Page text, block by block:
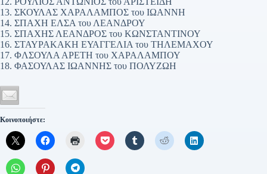
13. ΣΚΟΥΛΑΣ ΧΑΡΑΛΑΜΠΟΣ του ΙΩΑΝΝΗ
14. ΣΠΑΧΗ ΕΛΣΑ του ΛΕΑΝΔΡΟΥ
15. ΣΠΑΧΗΣ ΛΕΑΝΔΡΟΣ του ΚΩΝΣΤΑΝΤΙΝΟΥ
16. ΣΤΑΥΡΑΚΑΚΗ ΕΥΑΓΓΕΛΙΑ του ΤΗΛΕΜΑΧΟΥ
17. ΦΛΣΟΥΛΑ ΑΡΕΤΗ του ΧΑΡΑΛΑΜΠΟΥ
18. ΦΑΣΟΥΛΑΣ ΙΩΑΝΝΗΣ του ΠΟΛΥΖΩΗ
Κοινοποιήστε: